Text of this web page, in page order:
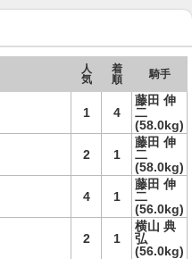
人
気
着
順
騎手
1 4
藤田 伸
二
(58.0kg)
2 1
藤田 伸
二
(58.0kg)
4 1
藤田 伸
二
(56.0kg)
2 1
横山 典
弘
(56.0kg)